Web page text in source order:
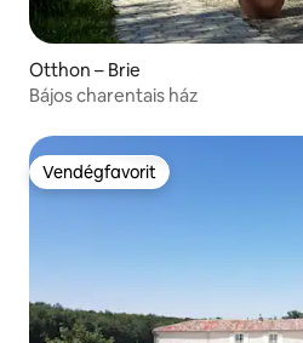
Otthon – Brie
Bájos charentais ház
Vendégfavorit
Vendégfavorit